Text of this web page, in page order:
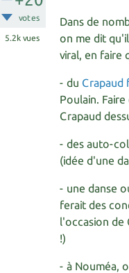
votes
5.2kvues
Dans de
on me dit
viral, en faire
- du Crapaud
Poulain.
Crapaud
- des auto-
(idée d'une
- une danse
ferait des
l'occasion de
!)
- à Nouméa,